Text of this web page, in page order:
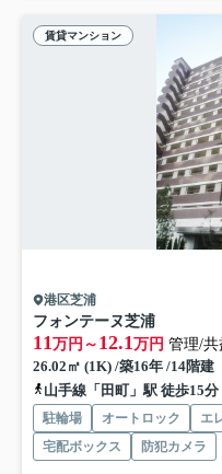
賃貸マンション
港区芝浦
フォンテーヌ芝浦
11万円～ 12.1万円 管理/共
26.02㎡ (1K) /築16年 /14階建
山手線「田町」駅 徒歩15分
駐輪場 オートロック エ
宅配ボックス
防犯カメラ